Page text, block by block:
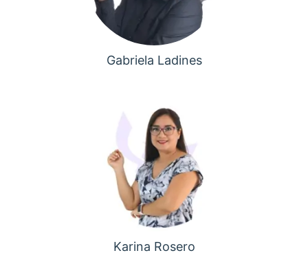
Gabriela Ladines
Karina Rosero